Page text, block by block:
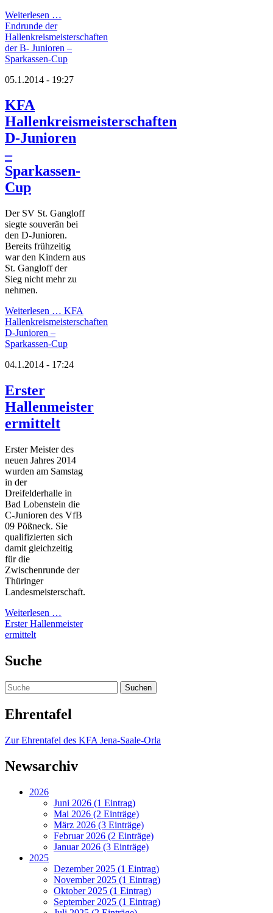
Weiterlesen …
Endrunde der
Hallenkreismeisterschaften
der B- Junioren –
Sparkassen-Cup
05.1.2014 - 19:27
KFA
Hallenkreismeisterschaften
D-Junioren
–
Sparkassen-
Cup
Der SV St. Gangloff
siegte souverän bei
den D-Junioren.
Bereits frühzeitig
war den Kindern aus
St. Gangloff der
Sieg nicht mehr zu
nehmen.
Weiterlesen … KFA
Hallenkreismeisterschaften
D-Junioren –
Sparkassen-Cup
04.1.2014 - 17:24
Erster
Hallenmeister
ermittelt
Erster Meister des
neuen Jahres 2014
wurden am Samstag
in der
Dreifelderhalle in
Bad Lobenstein die
C-Junioren des VfB
09 Pößneck. Sie
qualifizierten sich
damit gleichzeitig
für die
Zwischenrunde der
Thüringer
Landesmeisterschaft.
Weiterlesen …
Erster Hallenmeister
ermittelt
Suche
Ehrentafel
Zur Ehrentafel des KFA Jena-Saale-Orla
Newsarchiv
2026
Juni 2026 (1 Eintrag)
Mai 2026 (2 Einträge)
März 2026 (3 Einträge)
Februar 2026 (2 Einträge)
Januar 2026 (3 Einträge)
2025
Dezember 2025 (1 Eintrag)
November 2025 (1 Eintrag)
Oktober 2025 (1 Eintrag)
September 2025 (1 Eintrag)